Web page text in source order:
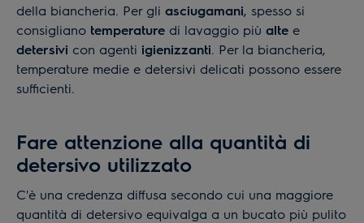
della biancheria. Per gli asciugamani, spesso si
consigliano temperature di lavaggio più alte e
detersivi con agenti igienizzanti. Per la biancheria,
temperature medie e detersivi delicati possono essere
sufficienti.
Fare attenzione alla quantità di
detersivo utilizzato
C'è una credenza diffusa secondo cui una maggiore
quantità di detersivo equivalga a un bucato più pulito